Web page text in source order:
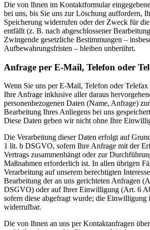
Die von Ihnen im Kontaktformular
bei uns, bis Sie uns zur Löschung auffordern,
Speicherung widerrufen oder der Zweck für
entfällt (z. B. nach abgeschlossener
Zwingende gesetzliche Bestimmungen –
Aufbewahrungsfristen – bleiben unberührt.
Anfrage per E-Mail, Telefon oder
Wenn Sie uns per E-Mail, Telefon oder
Ihre Anfrage inklusive aller daraus
personenbezogenen Daten (Name, Anfrage)
Bearbeitung Ihres Anliegens bei uns
Diese Daten geben wir nicht ohne Ihre
Die Verarbeitung dieser Daten erfolgt auf
1 lit. b DSGVO, sofern Ihre Anfrage mit der
Vertrags zusammenhängt oder zur
Maßnahmen erforderlich ist. In allen übrigen
Verarbeitung auf unserem berechtigten
Bearbeitung der an uns gerichteten Anfragen
DSGVO) oder auf Ihrer Einwilligung (Art. 6
sofern diese abgefragt wurde; die Einwilligung
widerrufbar.
Die von Ihnen an uns per Kontaktanfragen